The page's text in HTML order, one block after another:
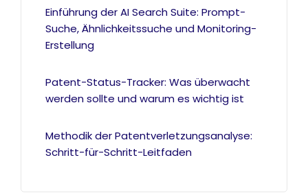
Einführung der AI Search Suite: Prompt-
Suche, Ähnlichkeitssuche und Monitoring-
Erstellung
Patent-Status-Tracker: Was überwacht
werden sollte und warum es wichtig ist
Methodik der Patentverletzungsanalyse:
Schritt-für-Schritt-Leitfaden